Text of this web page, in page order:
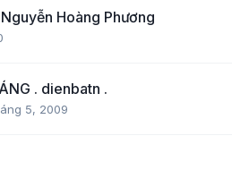
Hoàng Phương
. dienbatn .
5, 2009